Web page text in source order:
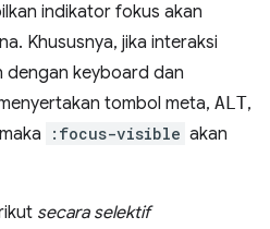
indikator fokus akan
Khususnya, jika interaksi
keyboard dan
tombol meta, ALT,
:focus-visible akan
secara selektif